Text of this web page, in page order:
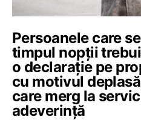
Persoanele care
timpul nopţii
o declaraţie pe
cu motivul
care merg la
adeverinţă